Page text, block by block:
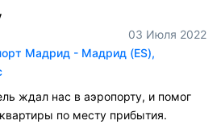
03 Июля 2022
Мадрид - Мадрид (ES),
ждал нас в аэропорту, и помог
по месту прибытия.